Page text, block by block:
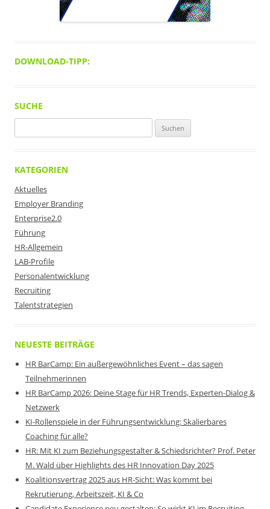
DOWNLOAD-TIPP:
SUCHE
nach:
KATEGORIEN
Aktuelles
Employer Branding
Enterprise2.0
Führung
HR-Allgemein
LAB-Profile
Personalentwicklung
Recruiting
Talentstrategien
NEUESTE BEITRÄGE
HR BarCamp: Ein außergewöhnliches Event – das sagen
Teilnehmerinnen
HR BarCamp 2026: Deine Stage für HR Trends, Experten-Dialog &
Netzwerk
KI-Rollenspiele in der Führungsentwicklung: Skalierbares
Coaching für alle?
HR: Mit KI zum Beziehungsgestalter & Schiedsrichter? Prof. Peter
M. Wald über Highlights des HR Innovation Day 2025
Koalitionsvertrag 2025 aus HR-Sicht: Was kommt bei
Rekrutierung, Arbeitszeit, KI & Co